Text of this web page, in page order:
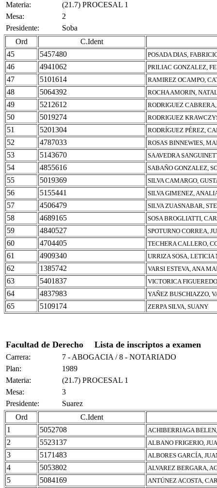
Materia:
(21.7) PROCESAL 1
Mesa:
2
Presidente:
Soba
Ord
C.Ident
45
5457480 POSADA DIAS,
46 4941062 PRILIAC GONZALEZ,
47 5101614 RAMIREZ OCAMPO,
48 5064392 ROCHA AMORIN,
49 5212612 RODRIGUEZ
50 5019274 RODRIGUEZ
51 5201304 RODRÍGUEZ PÉREZ,
52 4787033 ROSAS BINNEWIES,
53 5143670 SAAVEDRA
54 4855616 SABAÑO GONZALEZ,
55 5019369 SILVA CAMARGO,
56 5155441 SILVA GIMENEZ,
57 4506479 SILVA ZUASNABAR,
58 4689165 SOSA BROGLIATTI,
59 4840527 SPOTURNO CORREA,
60 4704405 TECHERA CALLERO,
61 4909340 URRIZA SOSA, LETICIA
62 1385742 VARSI ESTEVA, ANA
63 5401837 VICTORICA
64 4837983 YAÑEZ BUSCHIAZZO,
65 5109174 ZERPA SILVA, SUANY
Facultad de Derecho Lista de inscriptos a examen
Carrera:
7 - ABOGACIA / 8 - NOTARIADO
Plan:
1989
Materia:
(21.7) PROCESAL 1
Mesa:
3
Presidente:
Suarez
Ord
C.Ident
1
5052708 ACHIBERRIAGA
2 5523137 ALBANO FRIGERIO,
3 5171483 ALBORES GARCÍA,
4 5053802 ALVAREZ BERGARA,
5 5084169 ANTÚNEZ ACOSTA,